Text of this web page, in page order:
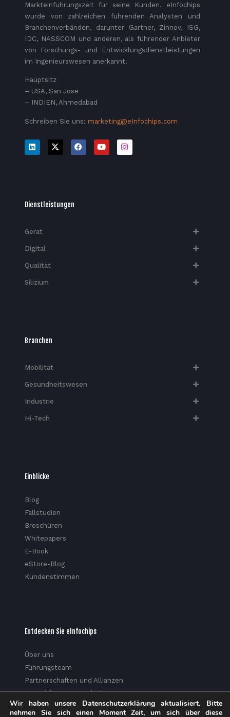
Markteinführungszeit für seine Kunden. eInfochips
wurde von zahlreichen führenden Analysten und
Branchenverbänden, darunter Gartner, Zinnov, ISG,
IDC, NASSCOM und anderen, als führender Anbieter
von Forschungs- und Entwicklungsdienstleistungen
im Ingenieurswesen anerkannt.
Hauptsitz
– USA, San Jose
– INDIEN, Ahmedabad
Schreiben Sie uns: marketing@eInfochips.com
Dienstleistungen
Gerät
Digital
Qualität
Silizium
Branchen
Mobilität
Gesundheitswesen
Industrie
Hi-Tech​
Einblicke
Blog
Fallstudien
Broschüren
Whitepapers
E-Book
eStore-Blog
Kundenstimmen
Entdecken Sie eInfochips
Über uns
Führungsteam
Partnerschaften und Allianzen
Auszeichnungen und Ehrungen
Soziale Verantwortung von Unternehmen
Wir haben unsere Datenschutzerklärung aktualisiert. Bitte
nehmen Sie sich einen Moment Zeit, um sich über diese